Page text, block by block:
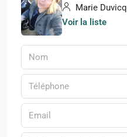
Marie Duvicq
Voir la liste